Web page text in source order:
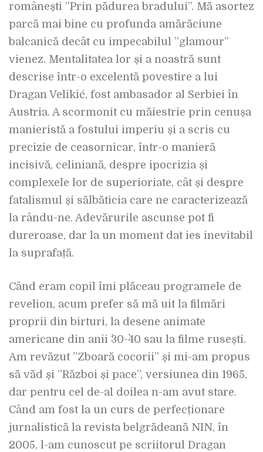
românești ”Prin pădurea bradului”. Mă asortez
parcă mai bine cu profunda amărăciune
balcanică decât cu impecabilul ”glamour”
vienez. Mentalitatea lor și a noastră sunt
descrise într-o excelentă povestire a lui
Dragan Velikić, fost ambasador al Serbiei în
Austria. A scormonit cu măiestrie prin cenușa
manieristă a fostului imperiu și a scris cu
precizie de ceasornicar, într-o manieră
incisivă, celiniană, despre ipocrizia și
complexele lor de superioriate, cât și despre
fatalismul și sălbăticia care ne caracterizează
la rându-ne. Adevărurile ascunse pot fi
dureroase, dar la un moment dat ies inevitabil
la suprafață.
Când eram copil îmi plăceau programele de
revelion, acum prefer să mă uit la filmări
proprii din birturi, la desene animate
americane din anii `30-`40 sau la filme rusești.
Am revăzut ”Zboară cocorii” și mi-am propus
să văd și ”Război și pace”, versiunea din 1965,
dar pentru cel de-al doilea n-am avut stare.
Când am fost la un curs de perfecționare
jurnalistică la revista belgrădeană NIN, în
2005, l-am cunoscut pe scriitorul Dragan